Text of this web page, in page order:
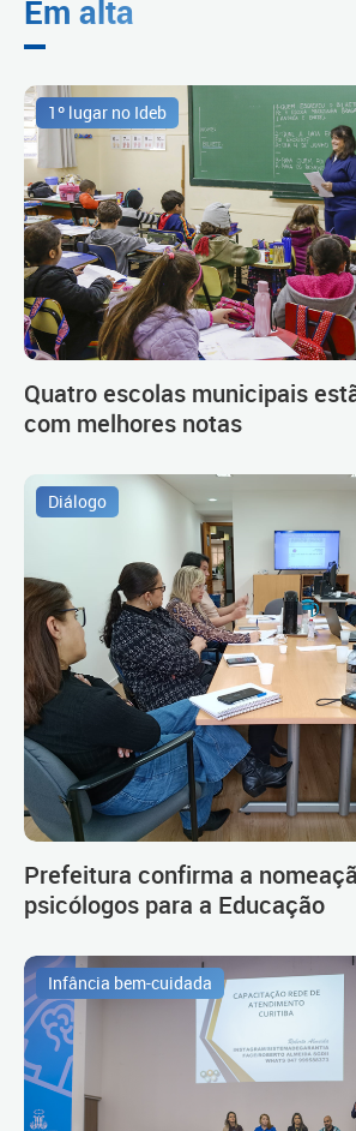
Em alta
1º lugar no Ideb
Quatro escolas municipais
com melhores notas
Diálogo
Prefeitura confirma a
psicólogos para a Educação
Infância bem-cuidada